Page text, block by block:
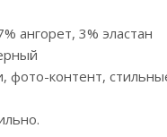
ангорет, 3% эластан
фото-контент,